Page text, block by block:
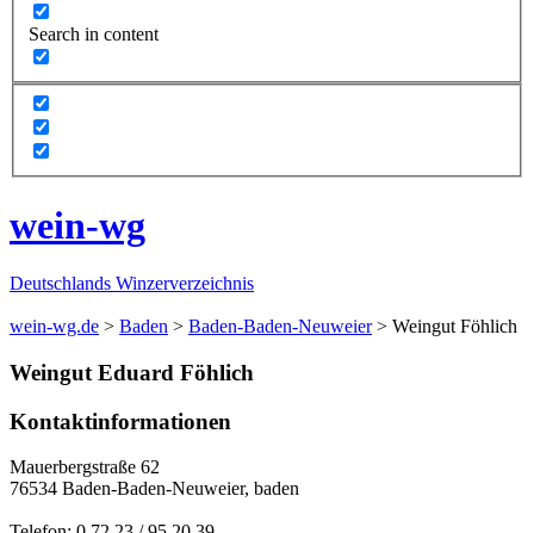
Search in content
wein-wg
Deutschlands Winzerverzeichnis
wein-wg.de > Baden > Baden-Baden-Neuweier> Weingut Föhlich
Weingut Eduard Föhlich
Kontaktinformationen
Mauerbergstraße 62
76534 Baden-Baden-Neuweier, baden